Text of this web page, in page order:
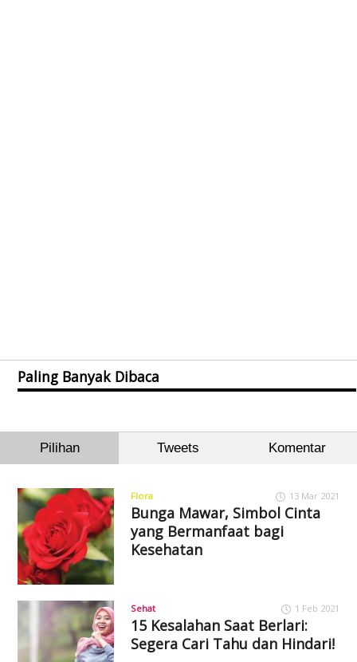
Paling Banyak Dibaca
Pilihan Tweets Komentar
Flora 13 Mar 2021
Bunga Mawar, Simbol Cinta
yang Bermanfaat bagi
Kesehatan
Sehat 1 Feb 2021
15 Kesalahan Saat Berlari:
Segera Cari Tahu dan Hindari!